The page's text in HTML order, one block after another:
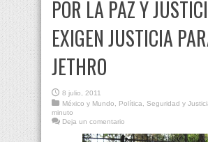
POR LA PAZ Y
EXIGEN JUSTICIA
JETHRO
8 julio, 2011
México y Mundo, Política, Seguridad y
minuto
Deja un comentario